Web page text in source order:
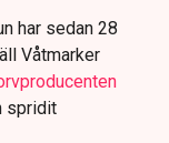
har sedan 28
Våtmarker
spridit